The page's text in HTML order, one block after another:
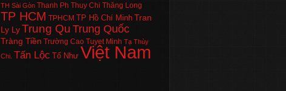
TH Sài Gòn Thanh Ph Thuy Chi Thăng Long
TP HCM TPHCM TP Hồ Chí Minh Tran
Ly LyTrung Qu Trung Quốc
Tràng Tiền Trường Cao Tuyet Minh Tạ Thùy
Chi. Tấn Lộc Tố Như Việt Nam